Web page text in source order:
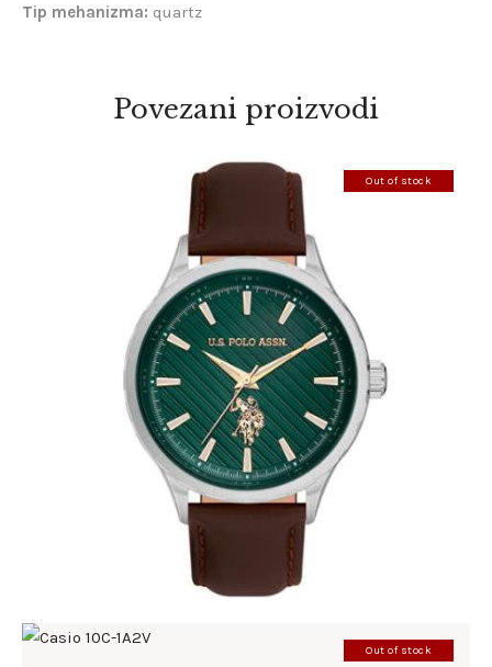
Tip mehanizma: quartz
Povezani proizvodi
Out of stock
U.S. POLO ASSN 1069-05
220.00 KM
Out of stock